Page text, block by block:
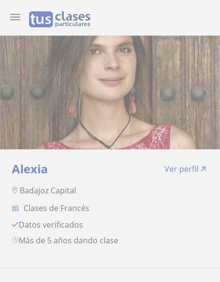
Alexia
Ver perfil
Badajoz Capital
Clases de Francés
Datos verificados
más de 5 años dando clase